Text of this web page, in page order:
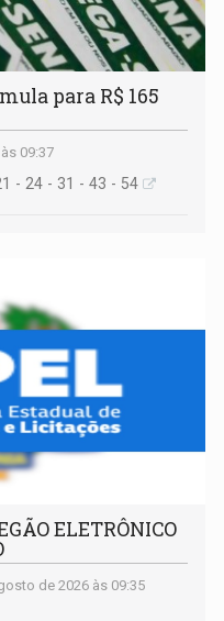
para R$ 165
09:37
- 24 - 31 - 43 - 54
ELETRÔNICO
de 2026 às 09:35